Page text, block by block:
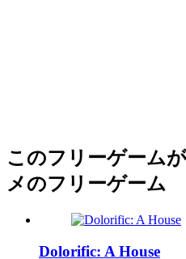
このフリーゲーム
メのフリーゲーム
Dolorific: A House